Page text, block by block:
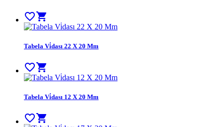
favorite_bordershopping_cart
Tabela Vi̇dası 22 X 20 Mm
favorite_bordershopping_cart
Tabela Vi̇dası 12 X 20 Mm
favorite_bordershopping_cart